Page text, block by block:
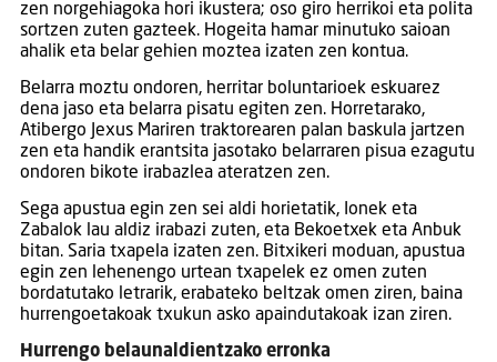
zen norgehiagoka hori ikustera; oso giro herrikoi eta polita
sortzen zuten gazteek. Hogeita hamar minutuko saioan
ahalik eta belar gehien moztea izaten zen kontua.
Belarra moztu ondoren, herritar boluntarioek eskuarez
dena jaso eta belarra pisatu egiten zen. Horretarako,
Atibergo Jexus Mariren traktorearen palan baskula jartzen
zen eta handik erantsita jasotako belarraren pisua ezagutu
ondoren bikote irabazlea ateratzen zen.
Sega apustua egin zen sei aldi horietatik, Ionek eta
Zabalok lau aldiz irabazi zuten, eta Bekoetxek eta Anbuk
bitan. Saria txapela izaten zen. Bitxikeri moduan, apustua
egin zen lehenengo urtean txapelek ez omen zuten
bordatutako letrarik, erabateko beltzak omen ziren, baina
hurrengoetakoak txukun asko apaindutakoak izan ziren.
Hurrengo belaunaldientzako erronka